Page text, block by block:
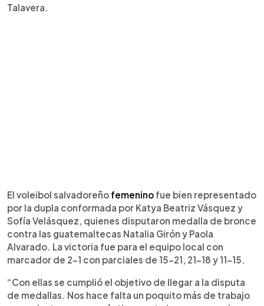
Talavera.
El voleibol salvadoreño femenino fue bien representado
por la dupla conformada por Katya Beatriz Vásquez y
Sofía Velásquez, quienes disputaron medalla de bronce
contra las guatemaltecas Natalia Girón y Paola
Alvarado. La victoria fue para el equipo local con
marcador de 2-1 con parciales de 15-21, 21-18 y 11-15.
“Con ellas se cumplió el objetivo de llegar a la disputa
de medallas. Nos hace falta un poquito más de trabajo